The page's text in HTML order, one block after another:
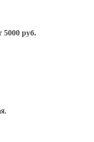
5000 руб.